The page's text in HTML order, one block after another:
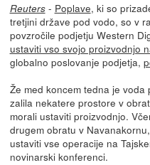
Reuters- Poplave, ki so
tretjini države pod vodo, so v
povzročile podjetju Western
ustaviti vso svojo proizvodnjo
globalno poslovanje podjetja,
Že med koncem tedna je
zalila nekatere prostore v
morali ustaviti proizvodnjo.
drugem obratu v
ustaviti vse operacije na
novinarski konferenci.